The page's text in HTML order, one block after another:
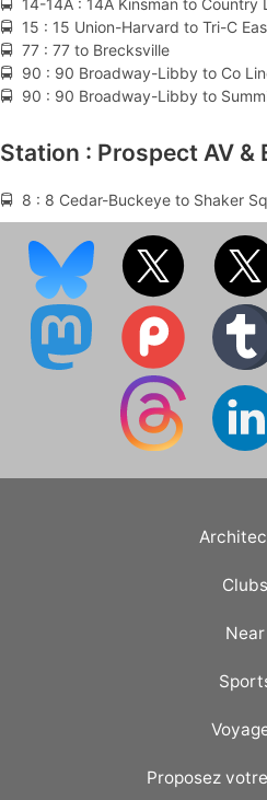
🚍 15 : 15 Union-Harvard to Tri-C
🚍 77 : 77 to Brecksville
🚍 90 : 90 Broadway-Libby to Co
🚍 90 : 90 Broadway-Libby to
Station : Prospect AV &
🚍 8 : 8 Cedar-Buckeye to Shaker
Clubs
Near
Proposez